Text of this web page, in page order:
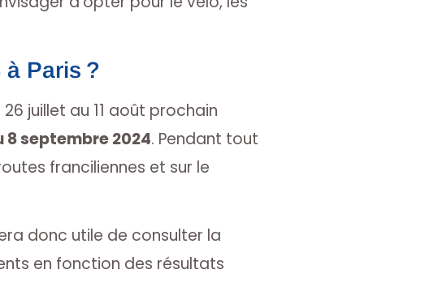
Paris ?
juillet au 11 août prochain
8 septembre 2024. Pendant tout
franciliennes et sur le
donc utile de consulter la
en fonction des résultats